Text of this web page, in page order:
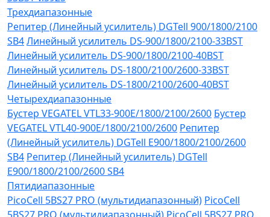
Трехдиапазонные
Репитер (Линейный усилитель) DGTell 900/1800/2100
SB4Линейный усилитель DS-900/1800/2100-33BST
Линейный усилитель DS-900/1800/2100-40BST
Линейный усилитель DS-1800/2100/2600-33BST
Линейный усилитель DS-1800/2100/2600-40BST
Четырехдиапазонные
Бустер VEGATEL VTL33-900E/1800/2100/2600 Бустер
VEGATEL VTL40-900E/1800/2100/2600 Репитер
(Линейный усилитель) DGTell Е900/1800/2100/2600
SB4 Репитер (Линейный усилитель) DGTell
Е900/1800/2100/2600 SB4
Пятидиапазонные
PicoCell 5BS27 PRO (мультидиапазонный) PicoCell